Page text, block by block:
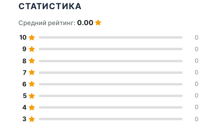
СТАТИСТИКА
Средний рейтинг: 0.00
10 0
9 0
8 0
7 0
6 0
5 0
4 0
3 0